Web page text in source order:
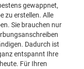
gewappnet,
zu erstellen. Alle
Sie brauchen nur
Dadurch ist
entspannt Ihre
Für Ihren